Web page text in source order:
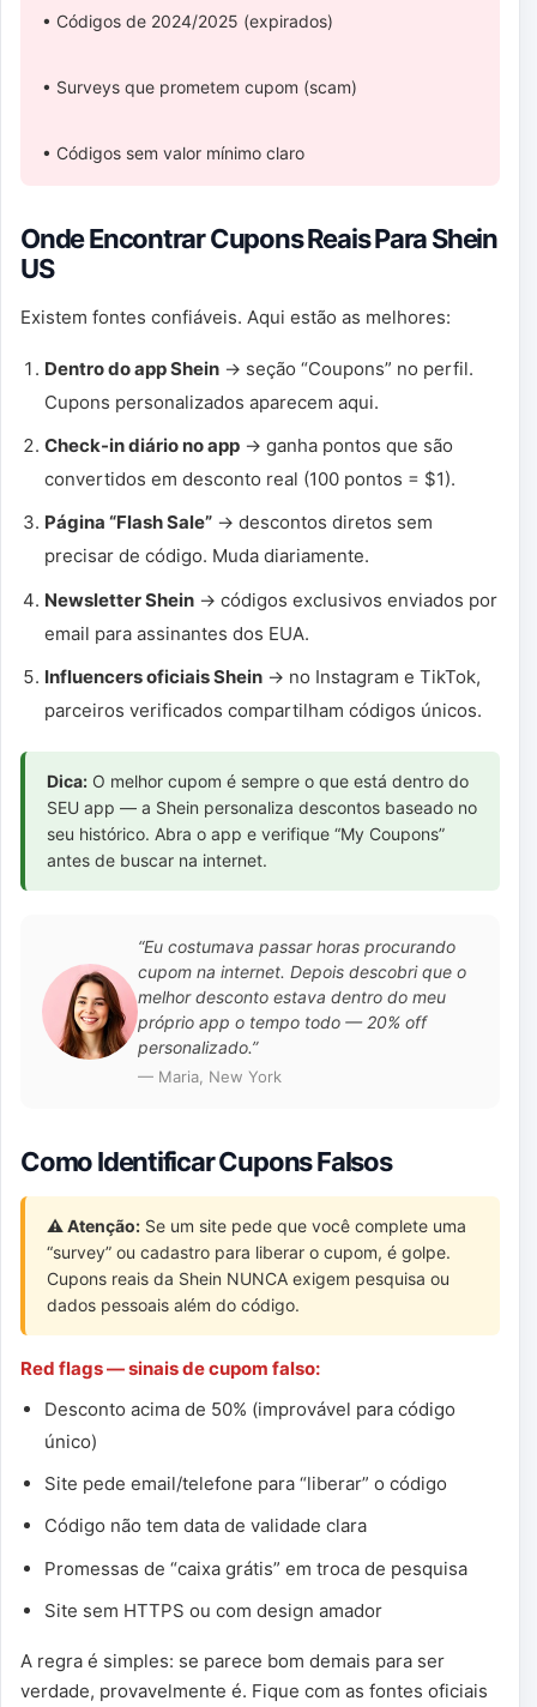
• Códigos de 2024/2025 (expirados)
• Surveys que prometem cupom (scam)
• Códigos sem valor mínimo claro
Onde Encontrar Cupons Reais Para Shein
US
Existem fontes confiáveis. Aqui estão as melhores:
Dentro do app Shein → seção “Coupons” no perfil.
Cupons personalizados aparecem aqui.
Check-in diário no app → ganha pontos que são
convertidos em desconto real (100 pontos = $1).
Página “Flash Sale” → descontos diretos sem
precisar de código. Muda diariamente.
Newsletter Shein → códigos exclusivos enviados por
email para assinantes dos EUA.
Influencers oficiais Shein → no Instagram e TikTok,
parceiros verificados compartilham códigos únicos.
Dica: O melhor cupom é sempre o que está dentro do
SEU app — a Shein personaliza descontos baseado no
seu histórico. Abra o app e verifique “My Coupons”
antes de buscar na internet.
“Eu costumava passar horas procurando
cupom na internet. Depois descobri que o
melhor desconto estava dentro do meu
próprio app o tempo todo — 20% off
personalizado.”
— Maria, New York
Como Identificar Cupons Falsos
⚠️ Atenção: Se um site pede que você complete uma
“survey” ou cadastro para liberar o cupom, é golpe.
Cupons reais da Shein NUNCA exigem pesquisa ou
dados pessoais além do código.
Red flags — sinais de cupom falso:
Desconto acima de 50% (improvável para código
único)
Site pede email/telefone para “liberar” o código
Código não tem data de validade clara
Promessas de “caixa grátis” em troca de pesquisa
Site sem HTTPS ou com design amador
A regra é simples: se parece bom demais para ser
verdade, provavelmente é. Fique com as fontes oficiais